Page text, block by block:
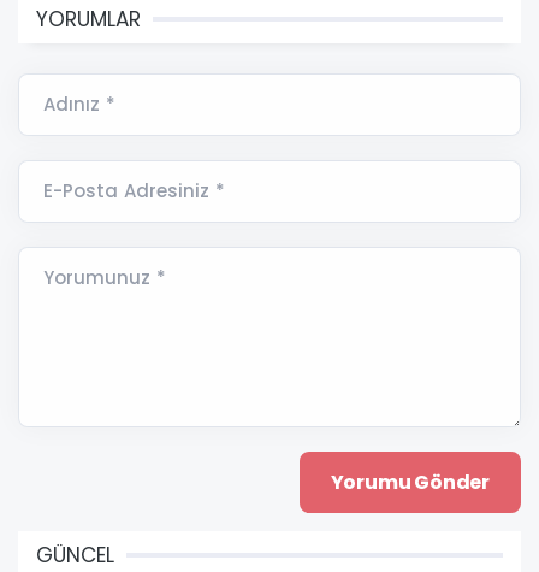
YORUMLAR
Adınız *
E-Posta Adresiniz *
Yorumunuz *
GÜNCEL